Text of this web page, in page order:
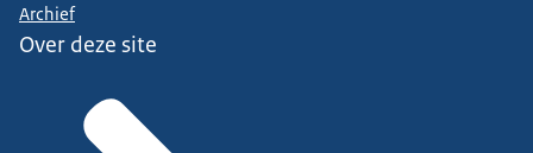
Archief
Over deze site